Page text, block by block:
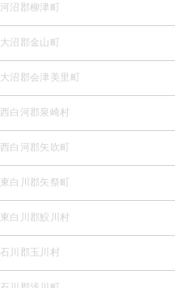
河沼郡柳津町
大沼郡金山町
大沼郡会津美里町
西白河郡泉崎村
西白河郡矢吹町
東白川郡矢祭町
東白川郡鮫川村
石川郡玉川村